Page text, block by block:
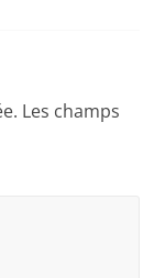
Les champs